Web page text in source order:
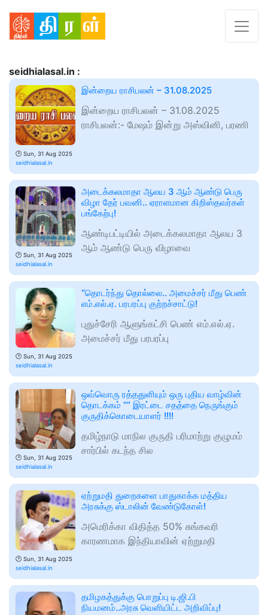
seidhialasal.in :
🕑 Sun, 31 Aug 2025
seidhialasal.in
இன்றைய ராசிபலன் – 31.08.2025
இன்றைய ராசிபலன் – 31.08.2025
ராசிபலன்:- மேஷம் இன்று அஸ்வினி, பரணி
🕑 Sun, 31 Aug 2025
seidhialasal.in
அடைக்கலமாதா ஆலய 3 ஆம் ஆண்டு பெரு
விழா தேர் பவனி.. ஏராளமான கிறிஸ்தவர்கள்
பங்கேற்பு!
ஆண்டிபட்டியில் அடைக்கலமாதா ஆலய 3
ஆம் ஆண்டு பெரு விழாவை
🕑 Sun, 31 Aug 2025
seidhialasal.in
“தொடர்ந்து தொல்லை.. அமைச்சர் மீது பெண்
எம்.எல்.ஏ. பரபரப்பு குற்றச்சாட்டு!
புதுச்சேரி ஆளுங்கட்சி பெண் எம்.எல்.ஏ.
அமைச்சர் மீது பரபரப்பு
🕑 Sun, 31 Aug 2025
seidhialasal.in
ஒவ்வொரு ரத்ததுளியும் ஒரு புதிய வாழ்வின்
தொடக்கம் “” இரட்டை சதத்தை நெருங்கும்
குருதிக்கொடையாளர் !!!!
தமிழ்நாடு மாநில குருதி பரிமாற்று குழுமம்
சார்பில் கடந்த சில
🕑 Sun, 31 Aug 2025
seidhialasal.in
ஏற்றுமதி துறைகளை பாதுகாக்க மத்திய
அரசுக்கு ஸ்டாலின் வேண்டுகோள்!
அமெரிக்கா விதித்த 50% சுங்கவரி
காரணமாக இந்தியாவின் ஏற்றுமதி
தமிழகத்துக்கு பொறுப்பு டி.ஜி.பி
நியமனம்..அரசு வெளியிட்ட அறிவிப்பு!